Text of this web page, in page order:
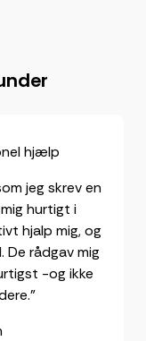
hjælp
jeg skrev en
hurtigt i
hjalp mig, og
De rådgav mig
-og ikke